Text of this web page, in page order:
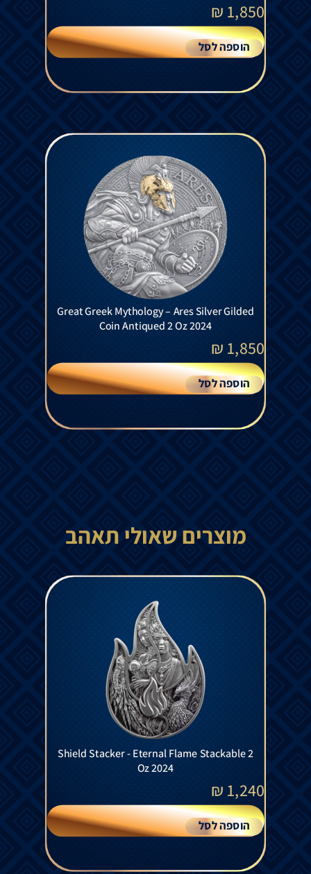
1,850
₪
הוספה לסל
Great Greek Mythology – Ares Silver Gilded
Coin Antiqued 2 Oz 2024
1,850
₪
הוספה לסל
מוצרים שאולי תאהב
Shield Stacker - Eternal Flame Stackable 2
Oz 2024
1,240
₪
הוספה לסל